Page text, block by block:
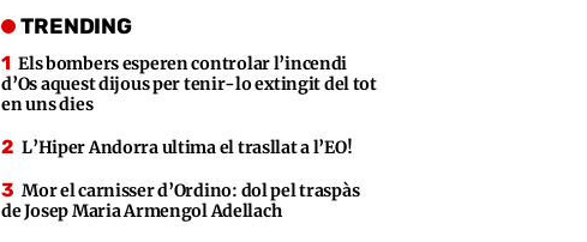
TRENDING
Els bombers esperen controlar l’incendi
d’Os aquest dijous per tenir-lo extingit del tot
en uns dies
L’Hiper Andorra ultima el trasllat a l’EO!
Mor el carnisser d’Ordino: dol pel traspàs
de Josep Maria Armengol Adellach